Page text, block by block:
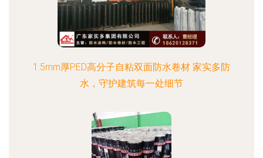
1.5mm厚PED高分子自粘双面防水卷材 家实多防
水，守护建筑每一处细节